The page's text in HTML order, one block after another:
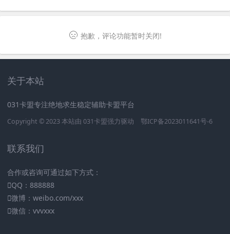
抱歉，评论功能暂时关闭!
关于本站
031卡盟专注绝地求生稳定辅助卡盟平台
Copyright © 2023 本站由 031卡盟强力驱动 鄂ICP备2023011641号-6
联系我们
合作或咨询可通过如下方式：
QQ：888888
微博：weibo.com/xxx
微信：vvvxxx